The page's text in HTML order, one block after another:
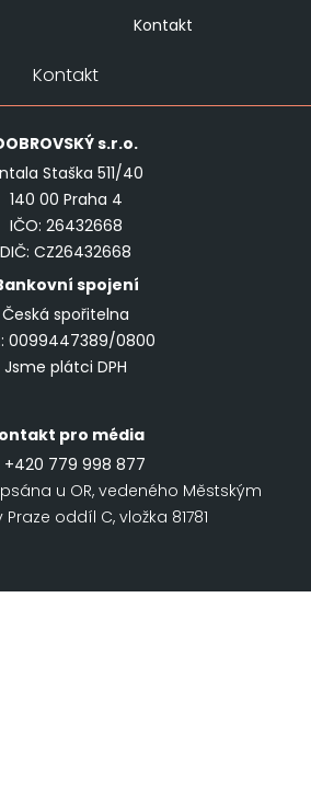
Kontakt
Kontakt
s.r.o.
Staška 511/40
140 00 Praha 4
IČO: 26432668
DIČ: CZ26432668
spojení
Česká spořitelna
0099447389/0800
Jsme plátci DPH
pro média
+420 779 998 877
u OR, vedeného Městským
oddíl C, vložka 81781